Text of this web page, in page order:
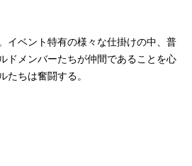
イベント特有の様々な仕掛けの中、普
ドメンバーたちが仲間であることを心
たちは奮闘する。